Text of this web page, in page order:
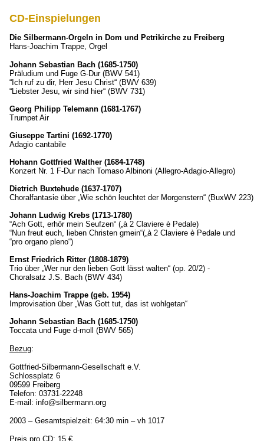
CD-Einspielungen
Die Silbermann-Orgeln in Dom und Petrikirche zu Freiberg
Hans-Joachim Trappe, Orgel
Johann Sebastian Bach (1685-1750)
Präludium und Fuge G-Dur (BWV 541)
“Ich ruf zu dir, Herr Jesu Christ“ (BWV 639)
“Liebster Jesu, wir sind hier“ (BWV 731)
Georg Philipp Telemann (1681-1767)
Trumpet Air
Giuseppe Tartini (1692-1770)
Adagio cantabile
Hohann Gottfried Walther (1684-1748)
Konzert Nr. 1 F-Dur nach Tomaso Albinoni (Allegro-Adagio-Allegro)
Dietrich Buxtehude (1637-1707)
Choralfantasie über „Wie schön leuchtet der Morgenstern“ (BuxWV 223)
Johann Ludwig Krebs (1713-1780)
“Ach Gott, erhör mein Seufzen“ („à 2 Claviere è Pedale)
“Nun freut euch, lieben Christen gmein“(„à 2 Claviere è Pedale und
“pro organo pleno“)
Ernst Friedrich Ritter (1808-1879)
Trio über „Wer nur den lieben Gott lässt walten“ (op. 20/2) -
Choralsatz J.S. Bach (BWV 434)
Hans-Joachim Trappe (geb. 1954)
Improvisation über „Was Gott tut, das ist wohlgetan“
Johann Sebastian Bach (1685-1750)
Toccata und Fuge d-moll (BWV 565)
Bezug:
Gottfried-Silbermann-Gesellschaft e.V.
Schlossplatz 6
09599 Freiberg
Telefon: 03731-22248
E-mail: info@silbermann.org
2003 – Gesamtspielzeit: 64:30 min – vh 1017
Preis pro CD: 15 €